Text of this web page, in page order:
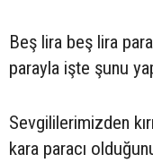
Beş lira beş lira
parayla işte şunu
Sevgililerimizden
kara paracı